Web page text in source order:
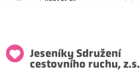
Jeseníky Sdružení
cestovního ruchu, z.s.